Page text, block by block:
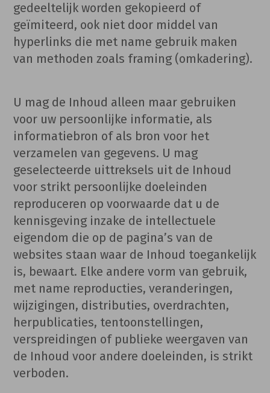
gedeeltelijk worden gekopieerd of
geïmiteerd, ook niet door middel van
hyperlinks die met name gebruik maken
van methoden zoals framing (omkadering).
U mag de Inhoud alleen maar gebruiken
voor uw persoonlijke informatie, als
informatiebron of als bron voor het
verzamelen van gegevens. U mag
geselecteerde uittreksels uit de Inhoud
voor strikt persoonlijke doeleinden
reproduceren op voorwaarde dat u de
kennisgeving inzake de intellectuele
eigendom die op de pagina’s van de
websites staan waar de Inhoud toegankelijk
is, bewaart. Elke andere vorm van gebruik,
met name reproducties, veranderingen,
wijzigingen, distributies, overdrachten,
herpublicaties, tentoonstellingen,
verspreidingen of publieke weergaven van
de Inhoud voor andere doeleinden, is strikt
verboden.